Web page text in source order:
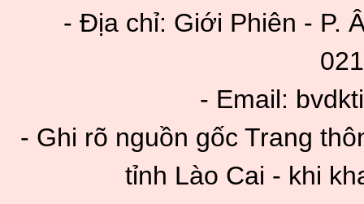
- Địa chỉ: Giới Phiên - P.
- Email:
- Ghi rõ nguồn gốc Trang
tỉnh Lào Cai - khi